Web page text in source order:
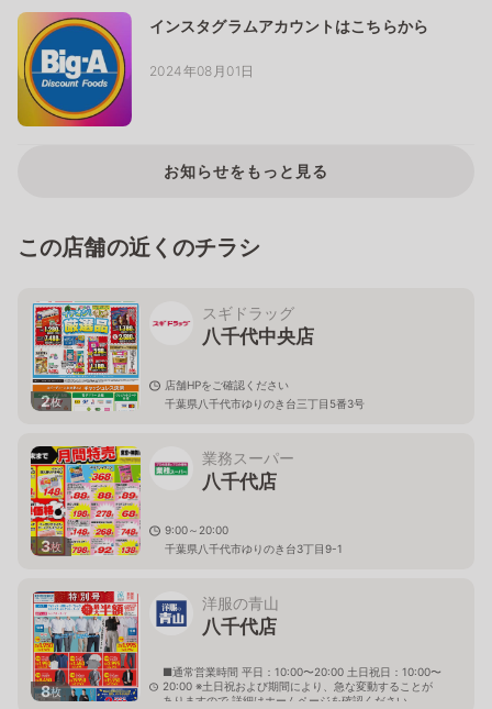
インスタグラムアカウントはこちらから
2024年08月01日
お知らせをもっと見る
この店舗の近くのチラシ
2枚
スギドラッグ
八千代中央店
店舗HPをご確認ください
千葉県八千代市ゆりのき台三丁目5番3号
3枚
業務スーパー
八千代店
9:00～20:00
千葉県八千代市ゆりのき台3丁目9-1
8枚
洋服の青山
八千代店
■通常営業時間 平日：10:00〜20:00 土日祝日：10:00〜
20:00 ※土日祝および期間により、急な変動することが
ありますので 詳細はホームページを確認ください